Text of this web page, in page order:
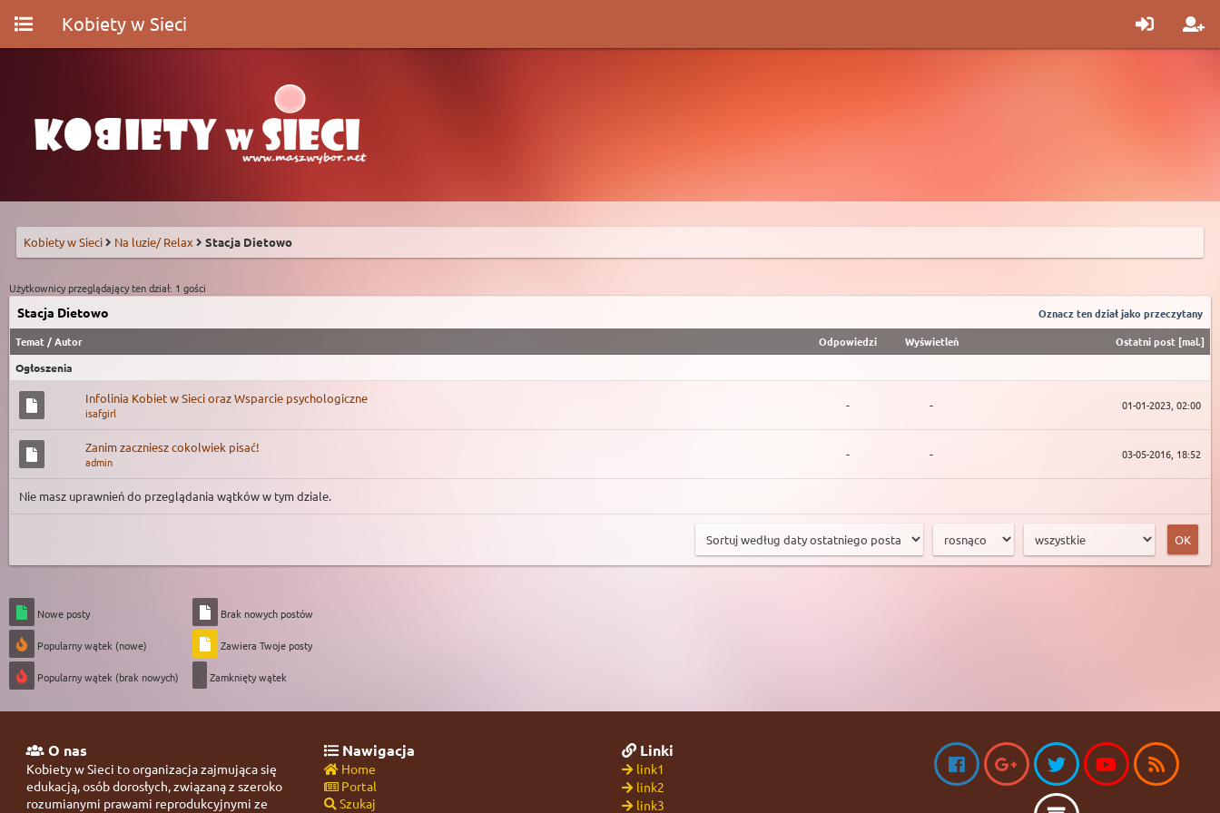
Kobiety w Sieci
Kobiety w Sieci Na luzie/ Relax Stacja Dietowo
Użytkownicy przeglądający ten dział: 1 gości
Oznacz ten dział jako przeczytany
Stacja Dietowo
Temat /Autor Odpowiedzi Wyświetleń Ostatni post [mal.]
Ogłoszenia
Infolinia Kobiet w Sieci oraz Wsparcie psychologiczne
isafgirl
- - 01-01-2023, 02:00
Zanim zaczniesz cokolwiek pisać!
admin
- - 03-05-2016, 18:52
Nie masz uprawnień do przeglądania wątków w tym dziale.
Nowe posty
Popularny wątek (nowe)
Popularny wątek (brak nowych)
Brak nowych postów
Zawiera Twoje posty
Zamknięty wątek
O nas
Kobiety w Sieci to organizacja zajmująca się
edukacją, osób dorosłych, związaną z szeroko
rozumianymi prawami reprodukcyjnymi ze
Nawigacja
Home
Portal
Szukaj
Linki
link1
link2
link3